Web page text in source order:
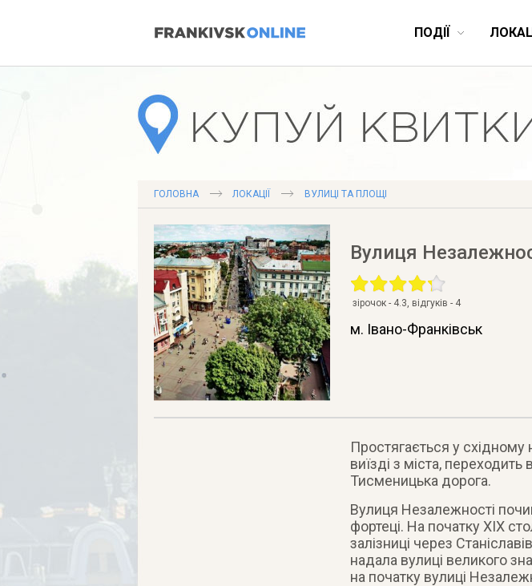
ПОДІЇ
ГОЛОВНА ЛОКАЦІЇ ВУЛИЦІ ТА ПЛОЩІ
Вулиця
зірочок - 4.3, відгуків - 4
м. Івано-Франківськ
Простягається у східному
виїзді з міста,
Тисменицька дорога.
Вулиця Незалежності
фортеці. На початку XIX
залізниці через
надала вулиці великого
на початку вулиці